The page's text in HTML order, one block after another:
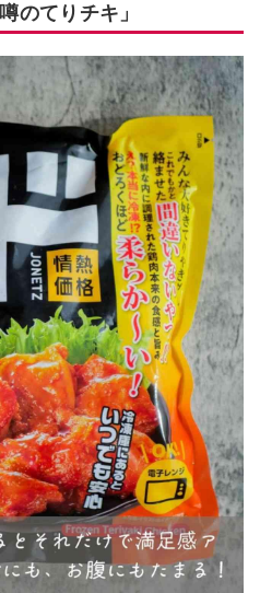
のてりチキ」